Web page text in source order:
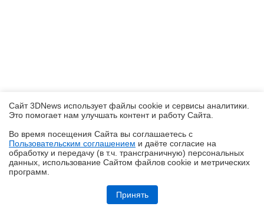
Обзор и тест системы жидкостного охлаждения DeepCool LT360 Vision
ARGB с 4,5-дюймовым экраном
Сайт 3DNews использует файлы cookie и сервисы аналитики.
Это помогает нам улучшать контент и работу Cайта.
Во время посещения Cайта вы соглашаетесь с
Пользовательским соглашением и даёте согласие на
обработку и передачу (в т.ч. трансграничную) персональных
данных, использование Cайтом файлов cookie и метрических
программ.
Принять